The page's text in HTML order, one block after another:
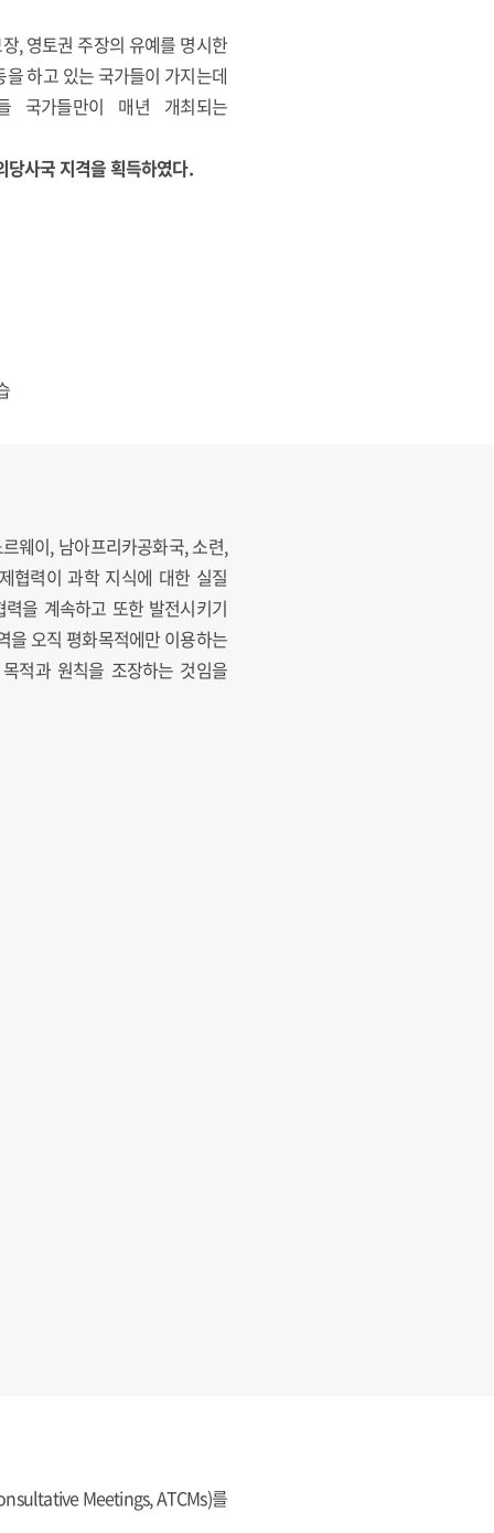
, 영토권 주장의 유예를 명시한
하고 있는 국가들이 가지는데
국가들만이 매년 개최되는
사국 지격을 획득하였다.
웨이, 남아프리카공화국, 소련,
협력이 과학 지식에 대한 실질
을 계속하고 또한 발전시키기
을 오직 평화목적에만 이용하는
적과 원칙을 조장하는 것임을
Meetings, ATCMs)를